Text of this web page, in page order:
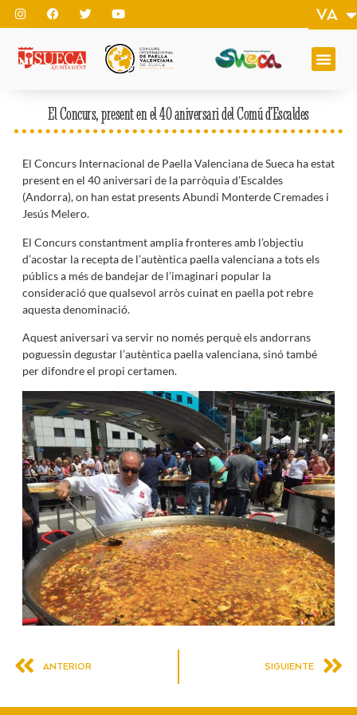
VA
EN
El Concurs, present en el 40 aniversari del Comú d’Escaldes
El Concurs Internacional de Paella Valenciana de Sueca ha estat
present en el 40 aniversari de la parròquia d’Escaldes
(Andorra), on han estat presents Abundi Monterde Cremades i
Jesús Melero.
El Concurs constantment amplia fronteres amb l’objectiu
d’acostar la recepta de l’autèntica paella valenciana a tots els
públics a més de bandejar de l’imaginari popular la
consideració que qualsevol arròs cuinat en paella pot rebre
aquesta denominació.
Aquest aniversari va servir no només perquè els andorrans
poguessin degustar l’autèntica paella valenciana, sinó també
per difondre el propi certamen.
ANTERIOR SIGUIENTE